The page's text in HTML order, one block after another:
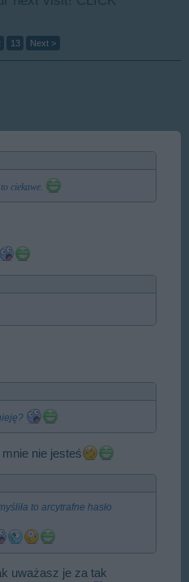
13 Next >
ciekawe.
nie jesteś
to arcytrafne hasło
uważasz je za tak